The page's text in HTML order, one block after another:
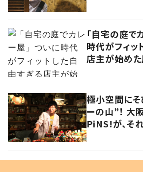
「自宅の庭で
時代がフィッ
店主が始め
極小空間にそ
ーの山”！ 大
PiNS!が、そ